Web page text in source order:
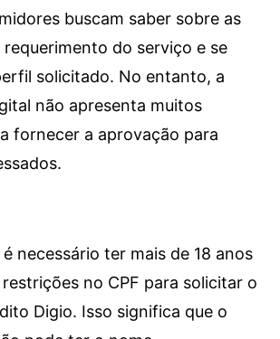
buscam saber sobre as
requerimento do serviço e se
solicitado. No entanto, a
não apresenta muitos
fornecer a aprovação para
necessário ter mais de 18 anos
no CPF para solicitar o
Digio. Isso significa que o